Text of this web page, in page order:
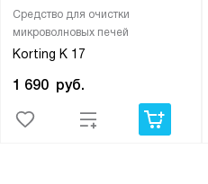
Средство для очистки
микроволновых печей
Korting K 17
1 690 руб.